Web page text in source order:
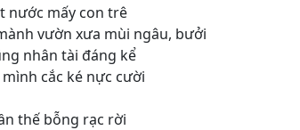
nước mấy con trê
vườn xưa mùi ngâu, bưởi
nhân tài đáng kể
cắc ké nực cười
thế bỗng rạc rời